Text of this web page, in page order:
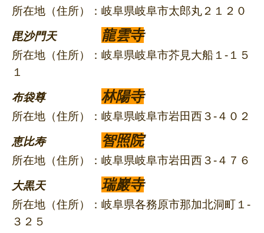
所在地（住所）：岐阜県岐阜市太郎丸２１２０
毘沙門天 龍雲寺
所在地（住所）：岐阜県岐阜市芥見大船１-１５
１
布袋尊 林陽寺
所在地（住所）：岐阜県岐阜市岩田西３-４０２
恵比寿 智照院
所在地（住所）：岐阜県岐阜市岩田西３-４７６
大黒天 瑞巖寺
所在地（住所）：岐阜県各務原市那加北洞町１-
３２５